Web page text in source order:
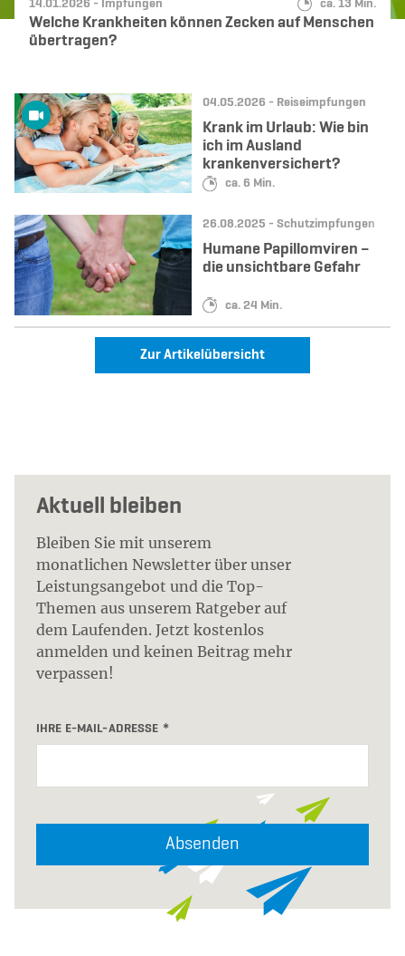
Datum:
14.01.2026 - Kategorie:
Impfungen Lesedauer:
ca. 13 Min.
Welche Krankheiten können Zecken auf Menschen
übertragen?
Datum:
04.05.2026 - Kategorie:
Reiseimpfungen
Lesedauer:
ca. 6 Min.
Krank im Urlaub: Wie bin
ich im Ausland
krankenversichert?
Datum:
26.08.2025 - Kategorie:
Schutzimpfungen
Lesedauer:
ca. 24 Min.
Humane Papillomviren –
die unsichtbare Gefahr
Zur Artikelübersicht
Aktuell bleiben
Bleiben Sie mit unserem
monatlichen Newsletter über unser
Leistungsangebot und die Top-
Themen aus unserem Ratgeber auf
dem Laufenden. Jetzt kostenlos
anmelden und keinen Beitrag mehr
verpassen!
IHRE E-MAIL-ADRESSE
Absenden